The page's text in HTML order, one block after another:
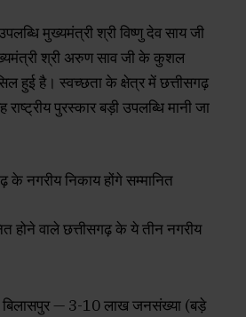
मुख्यमंत्री श्री विष्णु देव साय जी
श्री अरुण साव जी के कुशल
हुई है। स्वच्छता के क्षेत्र में छत्तीसगढ़
पुरस्कार बड़ी उपलब्धि मानी जा
के नगरीय निकाय होंगे सम्मानित
होने वाले छत्तीसगढ़ के ये तीन नगरीय
बिलासपुर — 3-10 लाख जनसंख्या (बड़े